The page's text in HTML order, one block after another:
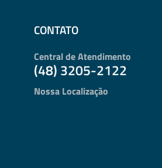
CONTATO
Central de Atendimento
(48) 3205-2122
Nossa Localização